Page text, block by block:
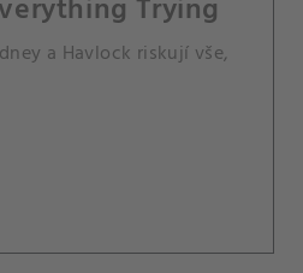
Trying
a Havlock riskují vše,